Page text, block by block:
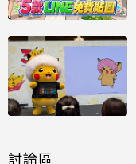
討論區